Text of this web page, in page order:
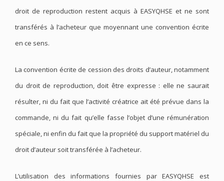
droit de reproduction restent acquis à EASYQHSE et ne sont
transférés à l’acheteur que moyennant une convention écrite
en ce sens.
La convention écrite de cession des droits d’auteur, notamment
du droit de reproduction, doit être expresse : elle ne saurait
résulter, ni du fait que l’activité créatrice ait été prévue dans la
commande, ni du fait qu’elle fasse l’objet d’une rémunération
spéciale, ni enfin du fait que la propriété du support matériel du
droit d’auteur soit transférée à l’acheteur.
L’utilisation des informations fournies par EASYQHSE est